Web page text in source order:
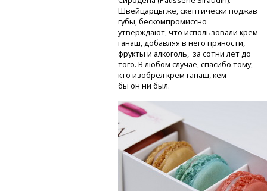
Швейцарцы же, скептически поджав
губы, бескомпромиссно
утверждают, что использовали крем
ганаш, добавляя в него пряности,
фрукты и алкоголь, за сотни лет до
того. В любом случае, спасибо тому,
кто изобрёл крем ганаш, кем
бы он ни был.